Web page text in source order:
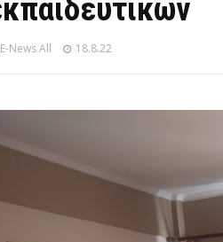
E-News All 18.8.22